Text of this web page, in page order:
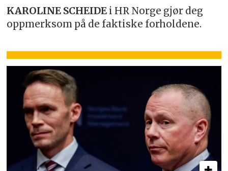
KAROLINE SCHEIDE i HR Norge gjør deg
oppmerksom på de faktiske forholdene.